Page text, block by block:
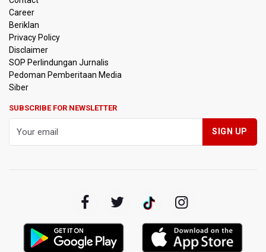
Anggota Komisi III DPR Usulkan Mekanisme Pra Judicial
dalam RUU Perampasan Aset
KPK Sebut Pejabat Kemenhut Diduga Menerima 12.500
Dolar Singapura dari Bupati Kuantan Singingi Nonaktif
Suhardiman Amby
Massal
Harga Telur dan Daging Ayam Masih Tertekan,
Pemerintah Tambah Penempatan Dana SAL di Himbara
Career
Beriklan
Privacy Policy
Disclaimer
SOP Perlindungan Jurnalis
Pedoman Pemberitaan Media
Siber
SUBSCRIBE FOR NEWSLETTER